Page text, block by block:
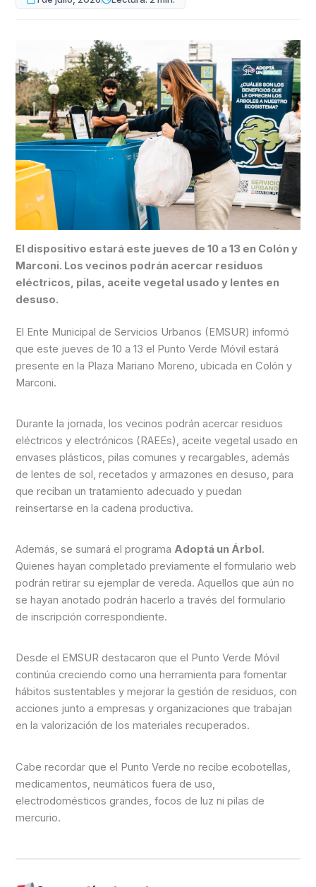
El dispositivo estará este jueves de 10 a 13 en Colón y
Marconi. Los vecinos podrán acercar residuos
eléctricos, pilas, aceite vegetal usado y lentes en
desuso.
El Ente Municipal de Servicios Urbanos (EMSUR) informó
que este jueves de 10 a 13 el Punto Verde Móvil estará
presente en la Plaza Mariano Moreno, ubicada en Colón y
Marconi.
Durante la jornada, los vecinos podrán acercar residuos
eléctricos y electrónicos (RAEEs), aceite vegetal usado en
envases plásticos, pilas comunes y recargables, además
de lentes de sol, recetados y armazones en desuso, para
que reciban un tratamiento adecuado y puedan
reinsertarse en la cadena productiva.
Además, se sumará el programa Adoptá un Árbol.
Quienes hayan completado previamente el formulario web
podrán retirar su ejemplar de vereda. Aquellos que aún no
se hayan anotado podrán hacerlo a través del formulario
de inscripción correspondiente.
Desde el EMSUR destacaron que el Punto Verde Móvil
continúa creciendo como una herramienta para fomentar
hábitos sustentables y mejorar la gestión de residuos, con
acciones junto a empresas y organizaciones que trabajan
en la valorización de los materiales recuperados.
Cabe recordar que el Punto Verde no recibe ecobotellas,
medicamentos, neumáticos fuera de uso,
electrodomésticos grandes, focos de luz ni pilas de
mercurio.